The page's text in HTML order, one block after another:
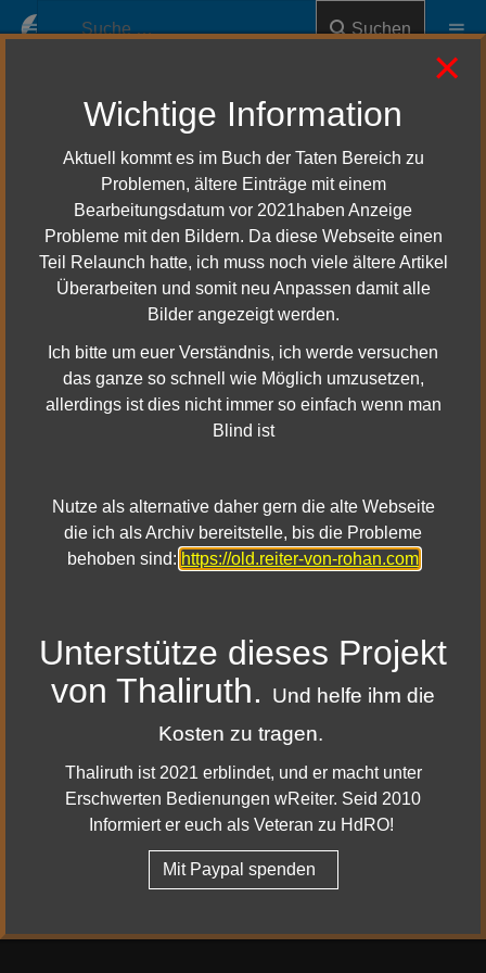
Suchen
Patch Notes - Update 16
Teil des Titels eingeben
Filter Zurücksetzen
Anzeige #
Titel Bearbeitungsdatum
20. Januar 2022
Herr der Ringe Online - Podcast Kurzgeschichten
Die Mailinglisten von HdRO-Mail.de sind da!
HdRO: Morgoths Vermächtnis (Update 42) - Region
MIT License.
Font Awesomefont licensed underSIL OFL 1.1 .
×
Wichtige Information
Aktuell kommt es im Buch der Taten Bereich zu
Problemen, ältere Einträge mit einem
Bearbeitungsdatum vor 2021haben Anzeige
Probleme mit den Bildern. Da diese Webseite einen
Teil Relaunch hatte, ich muss noch viele ältere Artikel
Überarbeiten und somit neu Anpassen damit alle
Bilder angezeigt werden.
Ich bitte um euer Verständnis, ich werde versuchen
das ganze so schnell wie Möglich umzusetzen,
allerdings ist dies nicht immer so einfach wenn man
Blind ist
Nutze als alternative daher gern die alte Webseite
die ich als Archiv bereitstelle, bis die Probleme
behoben sind: https://old.reiter-von-rohan.com
Unterstütze dieses Projekt
von Thaliruth.
Und helfe ihm die
Kosten zu tragen.
Thaliruth ist 2021 erblindet, und er macht unter
Erschwerten Bedienungen wReiter. Seid 2010
Informiert er euch als Veteran zu HdRO!
Mit Paypal spenden